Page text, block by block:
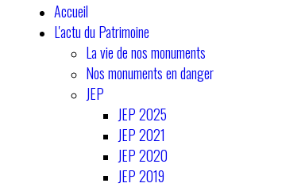
Accueil
L'actu du Patrimoine
La vie de nos monuments
Nos monuments en danger
JEP
JEP 2025
JEP 2021
JEP 2020
JEP 2019